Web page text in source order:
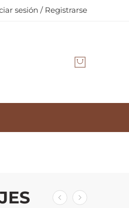
sesión / Registrarse